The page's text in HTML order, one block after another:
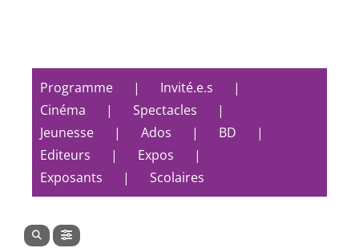
Programme
Invité.e.s
Cinéma
Spectacles
Jeunesse
Ados
BD
Editeurs
Expos
Exposants
Scolaires